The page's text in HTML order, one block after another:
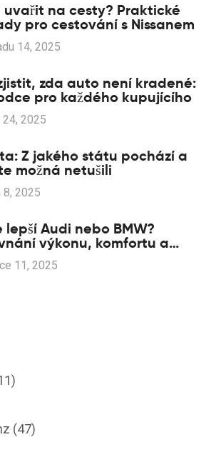
uvařit na cesty? Praktické
pro cestování s Nissanem
14, 2025
zda auto není kradené:
pro každého kupujícího
24, 2025
Z jakého státu pochází a
možná netušili
8, 2025
lepší Audi nebo BMW?
výkonu, komfortu a
11, 2025
(47)